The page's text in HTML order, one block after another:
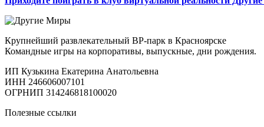
Крупнейший развлекательный ВР-парк в Красноярске
Командные игры на корпоративы, выпускные, дни рождения.
ИП Кузькина Екатерина Анатольевна
ИНН 246606007101
ОГРНИП 314246818100020
Полезные ссылки